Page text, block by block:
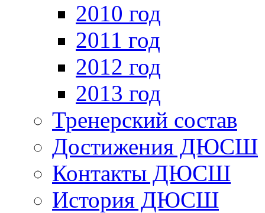
2010 год
2011 год
2012 год
2013 год
Тренерский состав
Достижения ДЮСШ
Контакты ДЮСШ
История ДЮСШ